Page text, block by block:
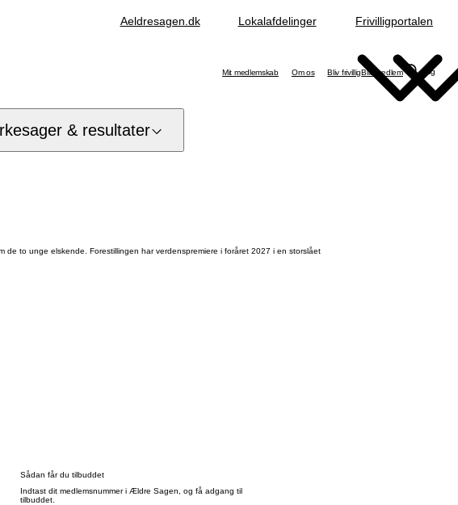
Aeldresagen.dk Lokalafdelinger Frivilligportalen
Mit medlemskab Om os Bliv frivilligBliv medlem Søg
& resultater
de to unge elskende. Forestillingen har verdenspremiere i foråret 2027 i en storslået
Sådan får du tilbuddet
Indtast dit medlemsnummer i Ældre Sagen, og få adgang til
tilbuddet.